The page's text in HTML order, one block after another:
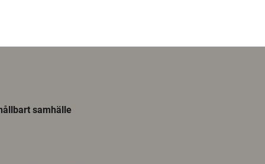
samhälle